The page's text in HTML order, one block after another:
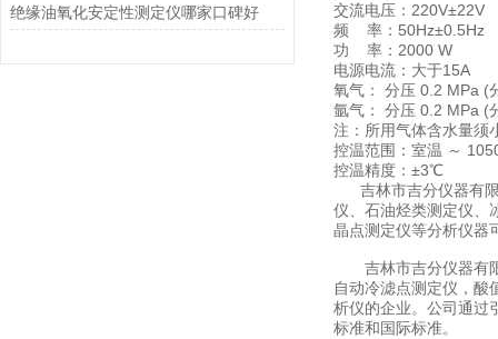
绝缘油氧化安定性测定仪哪家口碑好
交流电压：220V±22V
频 率：50Hz±0.5Hz
功 率：2000 W
电源电流：大于15A
氧气： 分压 0.2 MPa (
氩气： 分压 0.2 MPa (
注：所用气体含水量须
控温范围：室温 ～
控温精度：±3℃
吉林市吉分仪器有限
仪、石油烃类测定仪、
晶点测定仪等分析仪器
吉林市吉分仪器有限
自动冷滤点测定仪，酸
析仪的企业。公司通过
标准和国际标准。